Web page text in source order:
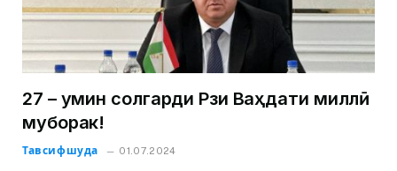
27 – умин солгарди Рӯзи Ваҳдати миллӣ
муборак!
Тавсифшуда 01.07.2024